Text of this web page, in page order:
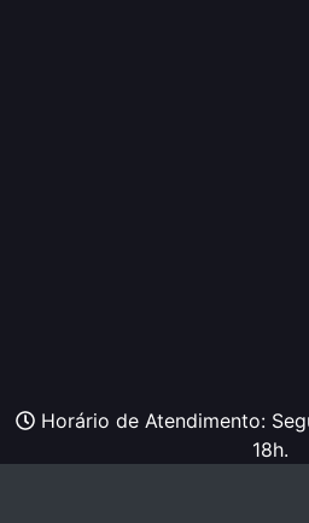
Horário de Atendimento:
18h.